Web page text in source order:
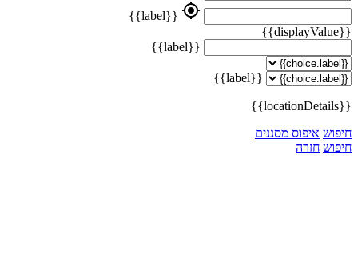
my_location
{{label}}
{{displayValue}}
{{label}}
{{label}}
{{locationDetails}}
חיפוש איפוס מסננים
חיפוש חזרה